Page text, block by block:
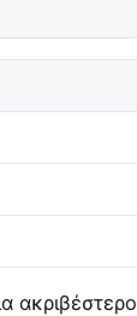
ακριβέστερο